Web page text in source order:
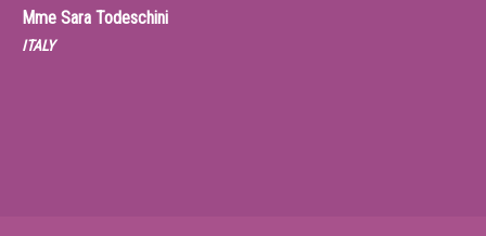
Mme Sara Todeschini
ITALY